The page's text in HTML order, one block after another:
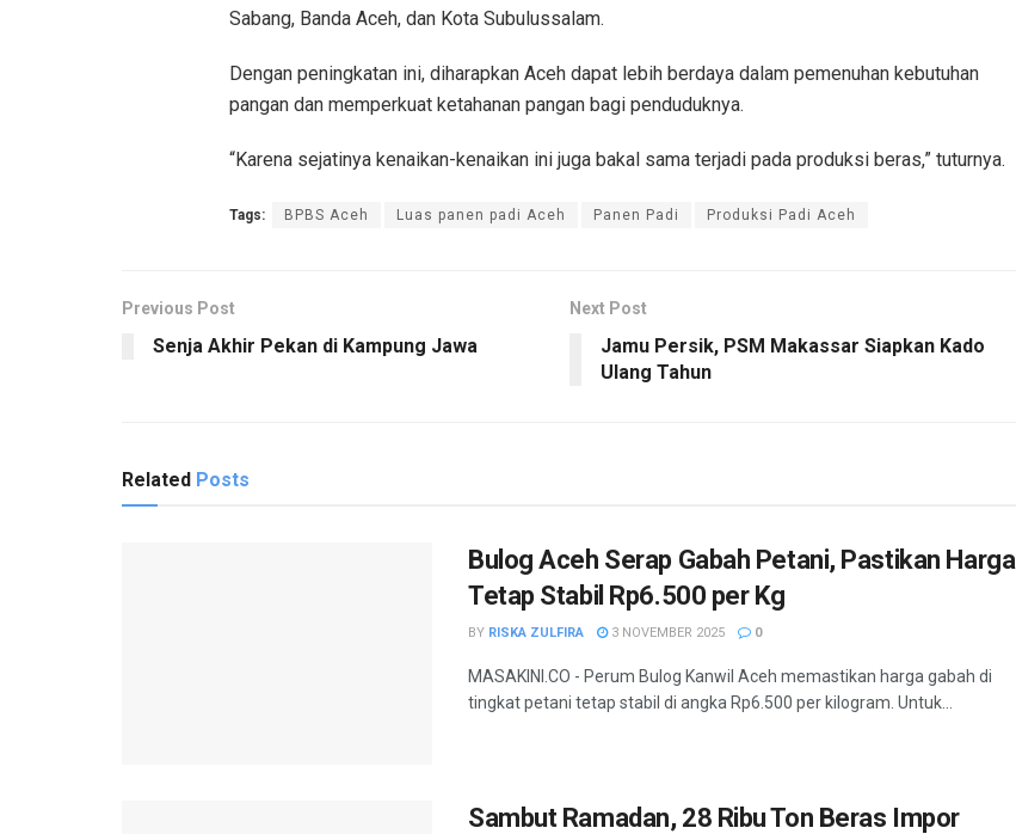
Sabang, Banda Aceh, dan Kota Subulussalam.
Dengan peningkatan ini, diharapkan Aceh dapat lebih berdaya dalam pemenuhan kebutuhan
pangan dan memperkuat ketahanan pangan bagi penduduknya.
“Karena sejatinya kenaikan-kenaikan ini juga bakal sama terjadi pada produksi beras,” tuturnya.
Tags: BPBS Aceh Luas panen padi Aceh Panen Padi Produksi Padi Aceh
Previous Post
Senja Akhir Pekan di Kampung Jawa
Next Post
Jamu Persik, PSM Makassar Siapkan Kado
Ulang Tahun
Related Posts
Bulog Aceh Serap Gabah Petani, Pastikan Harga
Tetap Stabil Rp6.500 per Kg
BY RISKA ZULFIRA 3 NOVEMBER 2025 0
MASAKINI.CO - Perum Bulog Kanwil Aceh memastikan harga gabah di
tingkat petani tetap stabil di angka Rp6.500 per kilogram. Untuk...
Sambut Ramadan, 28 Ribu Ton Beras Impor